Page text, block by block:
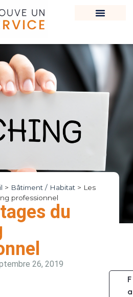
> Bâtiment / Habitat> Les
professionnel
du
26, 2019
F
a